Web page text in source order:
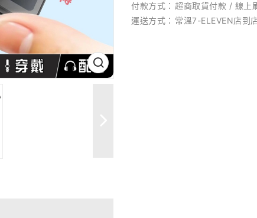
付款方式： 超商取貨付款 / 線上
運送方式： 常溫7-ELEVEN店到